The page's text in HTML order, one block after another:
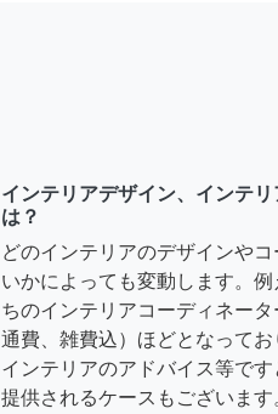
インテリアデザイン、インテ
は？
どのインテリアのデザインや
いかによっても変動します。
ちのインテリアコーディネー
通費、雑費込）ほどとなって
インテリアのアドバイス等で
提供されるケースもございま